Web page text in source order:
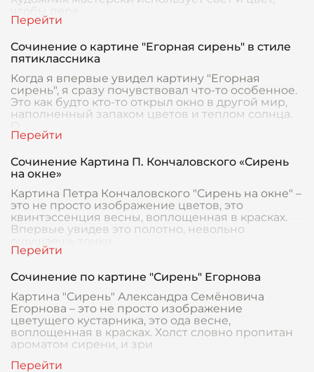
чтобы пере
Сочинение о картине "Егорная сирень" в стиле
пятиклассника
Когда я впервые увидел картину "Егорная
сирень", я сразу почувствовал что-то особенное.
Это как будто кто-то открыл окно в другой мир,
наполненный запахом цветов и теплом солнца.
О
Сочинение Картина П. Кончаловского «Сирень
на окне»
Картина Петра Кончаловского "Сирень на окне" –
это не просто изображение цветов, это
квинтэссенция весны, воплощенная в красках.
Впервые увидев это полотно, невольно
Сочинение по картине "Сирень" Егорнова
Картина "Сирень" Александра Семёновича
Егорнова – это не просто изображение
цветущего кустарника, это ода весне,
воплощенная в красках. Холст словно пропитан
ароматом сирени, и зри